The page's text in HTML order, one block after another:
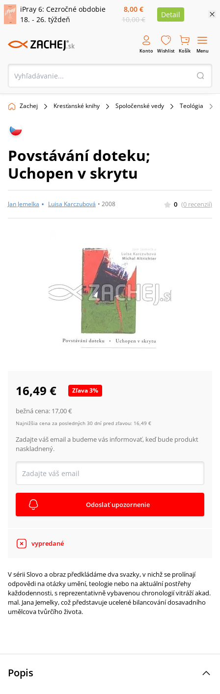
iPray 6: Cezročné obdobie
18. - 26. týždeň
8,00 €
10,00 €
Detail
Konto Wishlist Košík Menu
Zachej Kresťanské knihy Spoločenské vedy Teológia
Povstávání doteku;
Uchopen v skrytu
Jan Jemelka • Luisa Karczubová • 2008 0 (0 recenzií)
16,49 € Zľava3%
bežná cena: 17,00 €
Najnižšia cena za posledných 30 dní pred zľavou: 16,49 €
Zadajte váš email a budeme vás informovať, keď bude produkt
naskladnený.
Odoslať upozornenie
vypredané
V sérii Slovo a obraz předkládáme dva svazky, v nichž se prolínají
odpovědi na otázky umění, teologie nebo na aktuální postřehy
každodennosti, s reprezentativně vybavenou chronologií vitráží akad.
mal. Jana Jemelky, což představuje ucelené bilancování dosavadního
umělcova tvůrčího života.
Popis